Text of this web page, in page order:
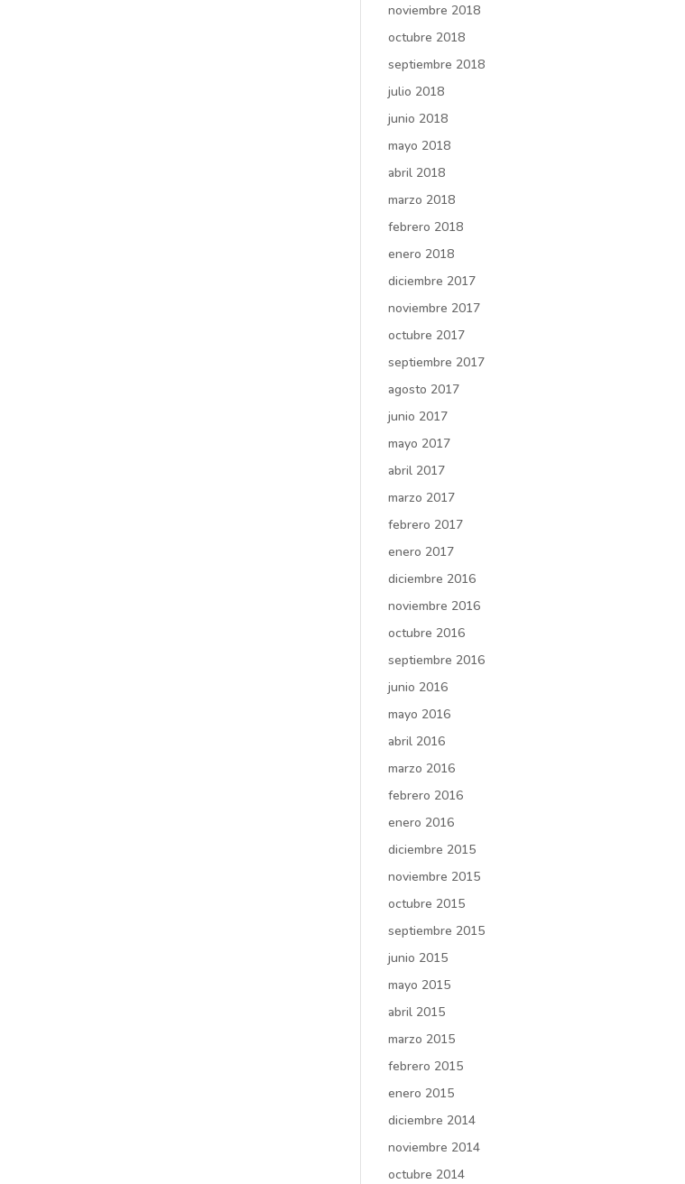
noviembre 2018
octubre 2018
septiembre 2018
julio 2018
junio 2018
mayo 2018
abril 2018
marzo 2018
febrero 2018
enero 2018
diciembre 2017
noviembre 2017
octubre 2017
septiembre 2017
agosto 2017
junio 2017
mayo 2017
abril 2017
marzo 2017
febrero 2017
enero 2017
diciembre 2016
noviembre 2016
octubre 2016
septiembre 2016
junio 2016
mayo 2016
abril 2016
marzo 2016
febrero 2016
enero 2016
diciembre 2015
noviembre 2015
octubre 2015
septiembre 2015
junio 2015
mayo 2015
abril 2015
marzo 2015
febrero 2015
enero 2015
diciembre 2014
noviembre 2014
octubre 2014